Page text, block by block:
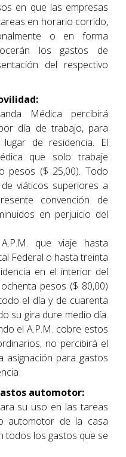
en que las empresas
en horario corrido,
o en forma
los gastos de
del respectivo
Médica percibirá
día de trabajo, para
de residencia. El
que solo trabaje
pesos ($ 25,00). Todo
viáticos superiores a
convención de
en perjuicio del
que viaje hasta
Federal o hasta treinta
en el interior del
pesos ($ 80,00)
el día y de cuarenta
su gira dure medio día.
el A.P.M. cobre estos
no percibirá el
asignación para gastos
automotor:
su uso en las tareas
automotor de la casa
todos los gastos que se